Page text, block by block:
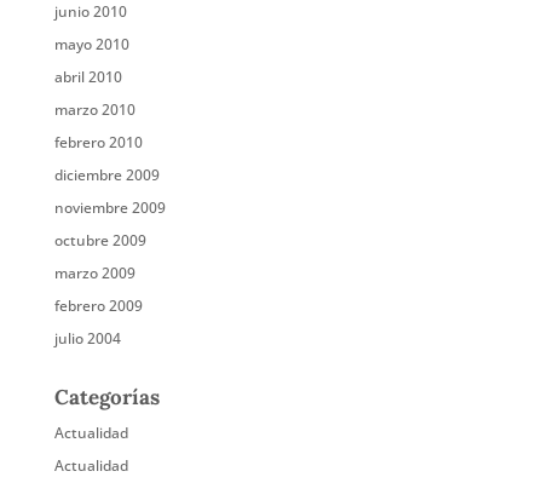
junio 2010
mayo 2010
abril 2010
marzo 2010
febrero 2010
diciembre 2009
noviembre 2009
octubre 2009
marzo 2009
febrero 2009
julio 2004
Categorías
Actualidad
Actualidad